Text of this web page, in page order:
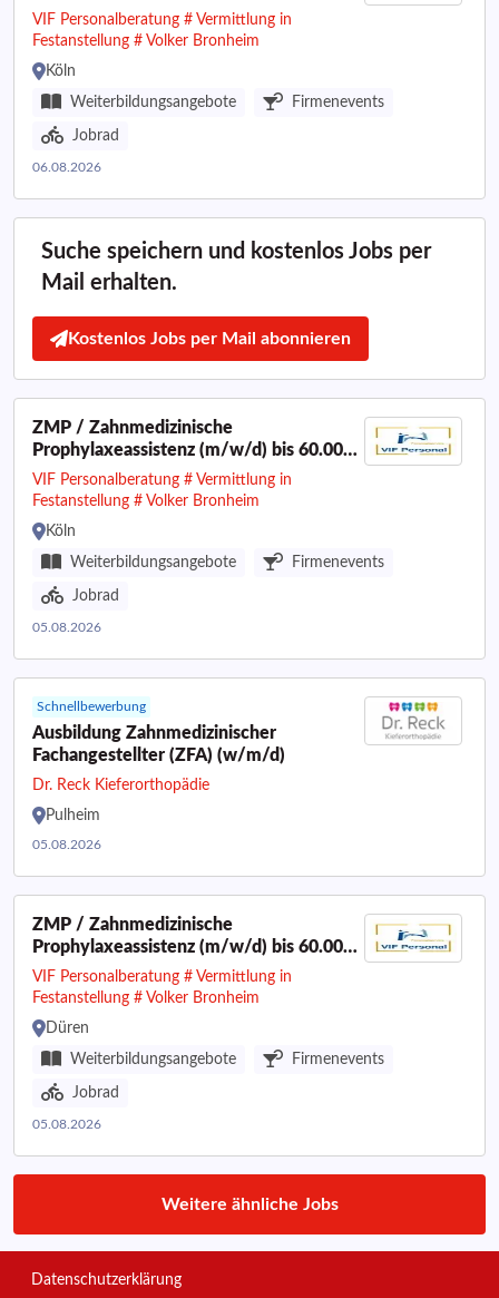
€ I Raum Köln
VIF Personalberatung # Vermittlung in
Festanstellung # Volker Bronheim
Köln
Weiterbildungsangebote
Firmenevents
Jobrad
06.08.2026
Suche speichern und kostenlos Jobs per
Mail erhalten.
Kostenlos Jobs per Mail abonnieren
ZMP / Zahnmedizinische
Prophylaxeassistenz (m/w/d) bis 60.000
€ I Raum Köln
VIF Personalberatung # Vermittlung in
Festanstellung # Volker Bronheim
Köln
Weiterbildungsangebote
Firmenevents
Jobrad
05.08.2026
Schnellbewerbung
Ausbildung Zahnmedizinischer
Fachangestellter (ZFA) (w/m/d)
Dr. Reck Kieferorthopädie
Pulheim
05.08.2026
ZMP / Zahnmedizinische
Prophylaxeassistenz (m/w/d) bis 60.000
€ I Raum Düren
VIF Personalberatung # Vermittlung in
Festanstellung # Volker Bronheim
Düren
Weiterbildungsangebote
Firmenevents
Jobrad
05.08.2026
Weitere ähnliche Jobs
Datenschutzerklärung